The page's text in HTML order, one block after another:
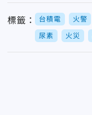
標籤： 台積電 火警
尿素 火災